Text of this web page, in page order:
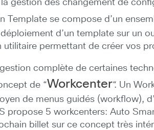
la gestion des changement de
Template se compose d’un
d’un template sur un
utilitaire permettant de créer vos
complète de certaines
de “Workcenter“. Un
de menus guidés (workflow),
propose 5 workcenters: Auto
billet sur ce concept très